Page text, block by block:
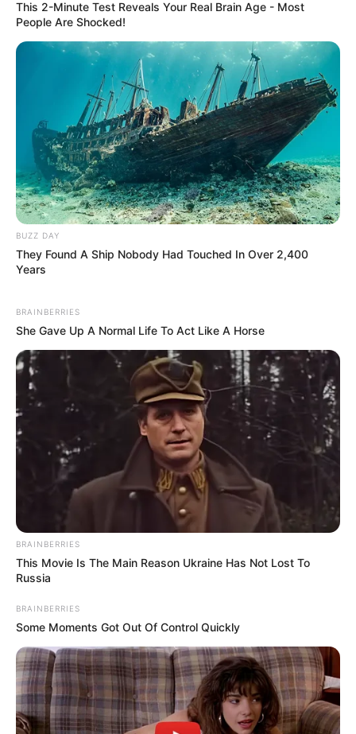
This 2-Minute Test Reveals Your Real Brain Age - Most
People Are Shocked!
BUZZ DAY
They Found A Ship Nobody Had Touched In Over 2,400
Years
BRAINBERRIES
She Gave Up A Normal Life To Act Like A Horse
BRAINBERRIES
This Movie Is The Main Reason Ukraine Has Not Lost To
Russia
BRAINBERRIES
Some Moments Got Out Of Control Quickly